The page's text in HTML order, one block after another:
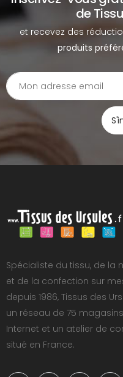
de
et recevez des
produits
Spécialiste du tissu, de la
et de la confection sur
depuis 1986, Tissus des
un réseau de 75
Internet et un atelier de
situé en France.